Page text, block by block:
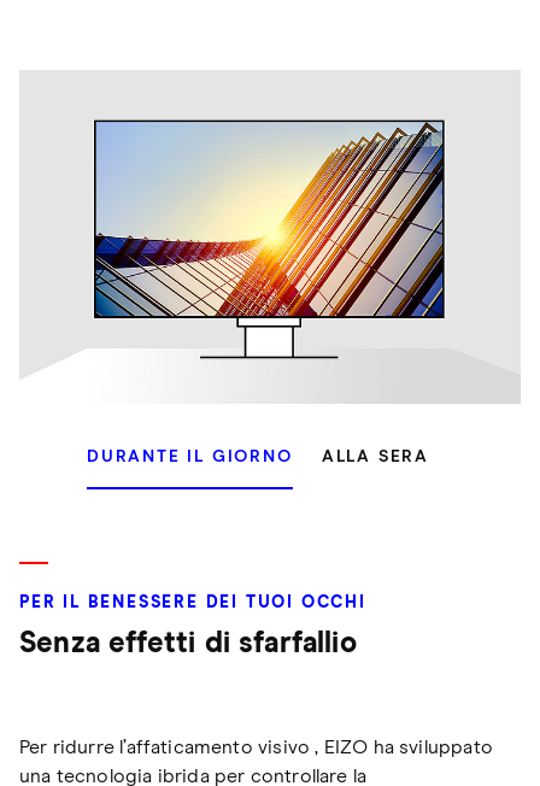
DURANTE IL GIORNO ALLA SERA
PER IL BENESSERE DEI TUOI OCCHI
Senza effetti di sfarfallio
Per ridurre l’affaticamento visivo , EIZO ha sviluppato
una tecnologia ibrida per controllare la